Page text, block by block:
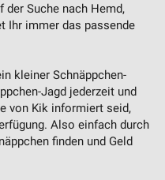
der Suche nach Hemd,
Ihr immer das passende
kleiner Schnäppchen-
Jagd jederzeit und
von Kik informiert seid,
Also einfach durch
finden und Geld